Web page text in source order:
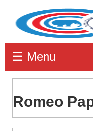
☰ Menu
Romeo